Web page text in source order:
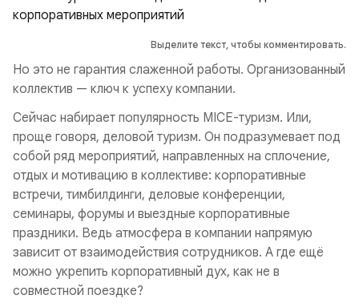
Выделите текст, чтобы комментировать.
Но это не гарантия слаженной работы. Организованный
коллектив — ключ к успеху компании.
Сейчас набирает популярность MICE-туризм. Или,
проще говоря, деловой туризм. Он подразумевает под
собой ряд мероприятий, направленных на сплочение,
отдых и мотивацию в коллективе: корпоративные
встречи, тимбилдинги, деловые конференции,
семинары, форумы и выездные корпоративные
праздники. Ведь атмосфера в компании напрямую
зависит от взаимодействия сотрудников. А где ещё
можно укрепить корпоративный дух, как не в
совместной поездке?